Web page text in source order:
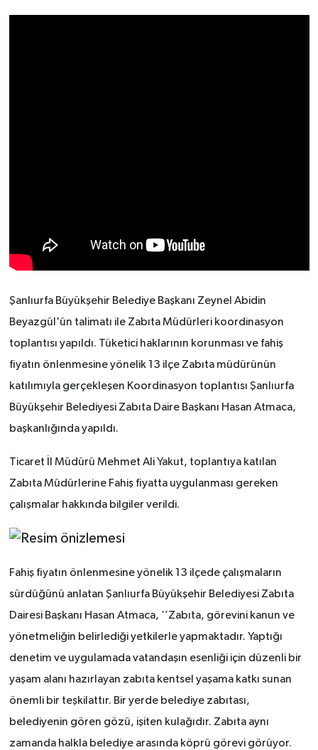
Şanlıurfa Büyükşehir Belediye Başkanı Zeynel Abidin
Beyazgül'ün talimatı ile Zabıta Müdürleri koordinasyon
toplantısı yapıldı. Tüketici haklarının korunması ve fahiş
fiyatın önlenmesine yönelik 13 ilçe Zabıta müdürünün
katılımıyla gerçekleşen Koordinasyon toplantısı Şanlıurfa
Büyükşehir Belediyesi Zabıta Daire Başkanı Hasan Atmaca,
başkanlığında yapıldı.
Ticaret İl Müdürü Mehmet Ali Yakut, toplantıya katılan
Zabıta Müdürlerine Fahiş fiyatta uygulanması gereken
çalışmalar hakkında bilgiler verildi.
Fahiş fiyatın önlenmesine yönelik 13 ilçede çalışmaların
sürdüğünü anlatan Şanlıurfa Büyükşehir Belediyesi Zabıta
Dairesi Başkanı Hasan Atmaca, ‘’Zabıta, görevini kanun ve
yönetmeliğin belirlediği yetkilerle yapmaktadır. Yaptığı
denetim ve uygulamada vatandaşın esenliği için düzenli bir
yaşam alanı hazırlayan zabıta kentsel yaşama katkı sunan
önemli bir teşkilattır. Bir yerde belediye zabıtası,
belediyenin gören gözü, işiten kulağıdır. Zabıta aynı
zamanda halkla belediye arasında köprü görevi görüyor.